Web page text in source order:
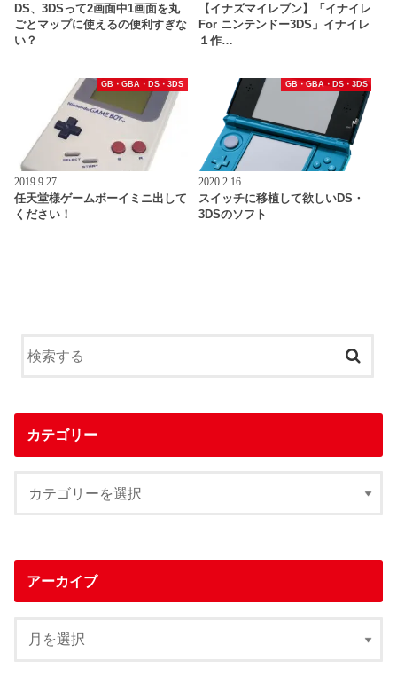
DS、3DSって2画面中1画面を丸
ごとマップに使えるの便利すぎな
い？
【イナズマイレブン】「イナイレ
For ニンテンドー3DS」イナイレ
１作…
GB・GBA・DS・3DS
2019.9.27
任天堂様ゲームボーイミニ出して
ください！
GB・GBA・DS・3DS
2020.2.16
スイッチに移植して欲しいDS・
3DSのソフト
カテゴリー
アーカイブ